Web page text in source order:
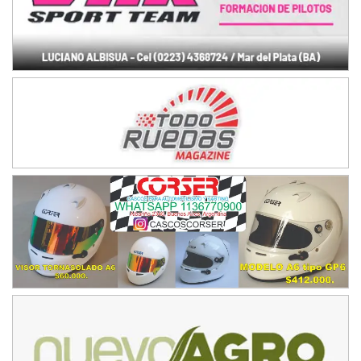
08/09-AGO
IAME SERIES ARGENTINA 6
Ramiro Tot (Asfalto)
Baradero (Buenos Aires)
Ciudad de Trenque Lauquen (Asfalto)
Trenque Lauquen (Buenos Aires)
ENTRERRIANO - F6 (POSTERGADA)
Parque de la Velocidad (Asfalto)
Villaguay (Entre Ríos)
VICTORIENSE - F7
El Cerro (Tierra)
Victoria (Entre Ríos)
PATAGONICO - F6
Moto Club Reginense (Tierra)
CSK - F7
Juventud Unida (Tierra)